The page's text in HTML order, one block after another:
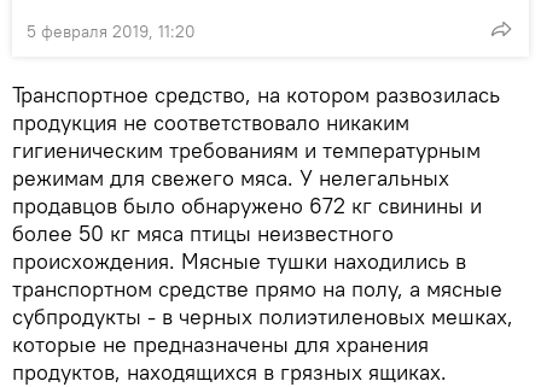
5 февраля 2019, 11:20
Транспортное средство, на котором развозилась
продукция не соответствовало никаким
гигиеническим требованиям и температурным
режимам для свежего мяса. У нелегальных
продавцов было обнаружено 672 кг свинины и
более 50 кг мяса птицы неизвестного
происхождения. Мясные тушки находились в
транспортном средстве прямо на полу, а мясные
субпродукты - в черных полиэтиленовых мешках,
которые не предназначены для хранения
продуктов, находящихся в грязных ящиках.